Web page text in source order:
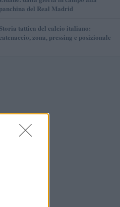
panchina del Real Madrid
Storia tattica del calcio italiano:
zona, pressing e posizionale